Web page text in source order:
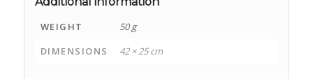
WEIGHT
50 g
DIMENSIONS
42 × 25 cm